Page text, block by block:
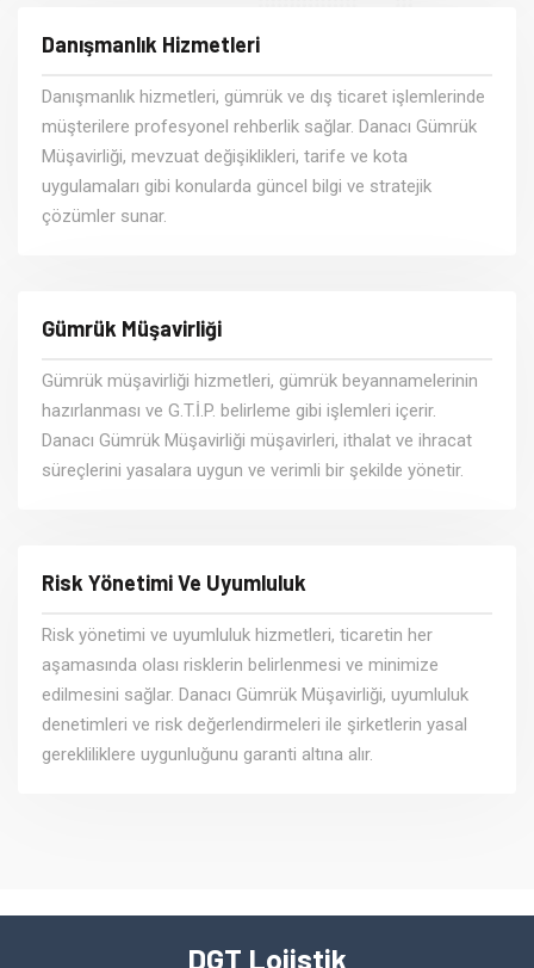
Danışmanlık Hizmetleri
Danışmanlık hizmetleri, gümrük ve dış ticaret işlemlerinde
müşterilere profesyonel rehberlik sağlar. Danacı Gümrük
Müşavirliği, mevzuat değişiklikleri, tarife ve kota
uygulamaları gibi konularda güncel bilgi ve stratejik
çözümler sunar.
Gümrük Müşavirliği
Gümrük müşavirliği hizmetleri, gümrük beyannamelerinin
hazırlanması ve G.T.İ.P. belirleme gibi işlemleri içerir.
Danacı Gümrük Müşavirliği müşavirleri, ithalat ve ihracat
süreçlerini yasalara uygun ve verimli bir şekilde yönetir.
Risk Yönetimi Ve Uyumluluk
Risk yönetimi ve uyumluluk hizmetleri, ticaretin her
aşamasında olası risklerin belirlenmesi ve minimize
edilmesini sağlar. Danacı Gümrük Müşavirliği, uyumluluk
denetimleri ve risk değerlendirmeleri ile şirketlerin yasal
gerekliliklere uygunluğunu garanti altına alır.
DGT Lojistik